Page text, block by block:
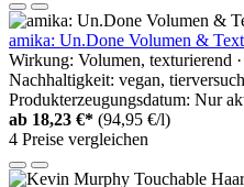
amika: Un.Done Volumen &
Wirkung: Volumen, texturierend
Nachhaltigkeit: vegan,
Produkterzeugungsdatum: Nur
ab 18,23 €* (94,95 €/l)
4 Preise vergleichen